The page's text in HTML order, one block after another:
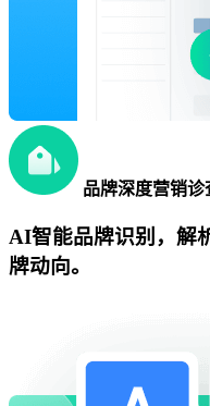
品牌深度营销诊
AI智能品牌识别，解
牌动向。